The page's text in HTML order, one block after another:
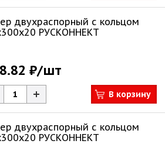
двухраспорный с кольцом
РУСКОННЕКТ
₽/шт
В корзину
двухраспорный с кольцом
РУСКОННЕКТ